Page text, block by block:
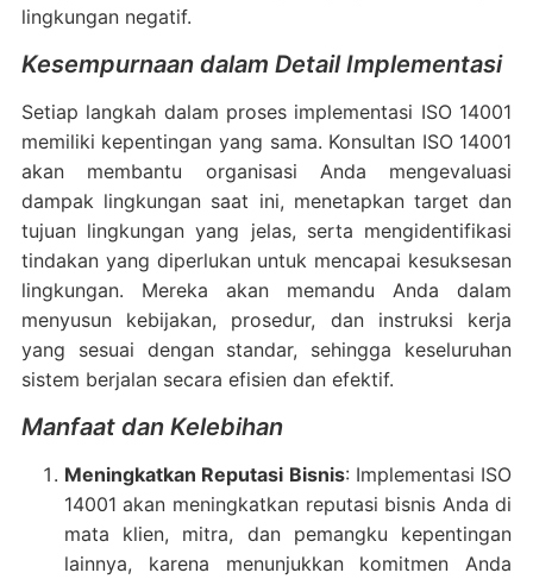
lingkungan negatif.
Kesempurnaan dalam Detail Implementasi
Setiap langkah dalam proses implementasi ISO 14001
memiliki kepentingan yang sama. Konsultan ISO 14001
akan membantu organisasi Anda mengevaluasi
dampak lingkungan saat ini, menetapkan target dan
tujuan lingkungan yang jelas, serta mengidentifikasi
tindakan yang diperlukan untuk mencapai kesuksesan
lingkungan. Mereka akan memandu Anda dalam
menyusun kebijakan, prosedur, dan instruksi kerja
yang sesuai dengan standar, sehingga keseluruhan
sistem berjalan secara efisien dan efektif.
Manfaat dan Kelebihan
Meningkatkan Reputasi Bisnis: Implementasi ISO
14001 akan meningkatkan reputasi bisnis Anda di
mata klien, mitra, dan pemangku kepentingan
lainnya, karena menunjukkan komitmen Anda